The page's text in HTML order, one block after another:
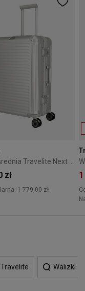
Walizka średnia Travelite Next 2.0 67cm srebrna
zł
1 779,00 zł
Walizki